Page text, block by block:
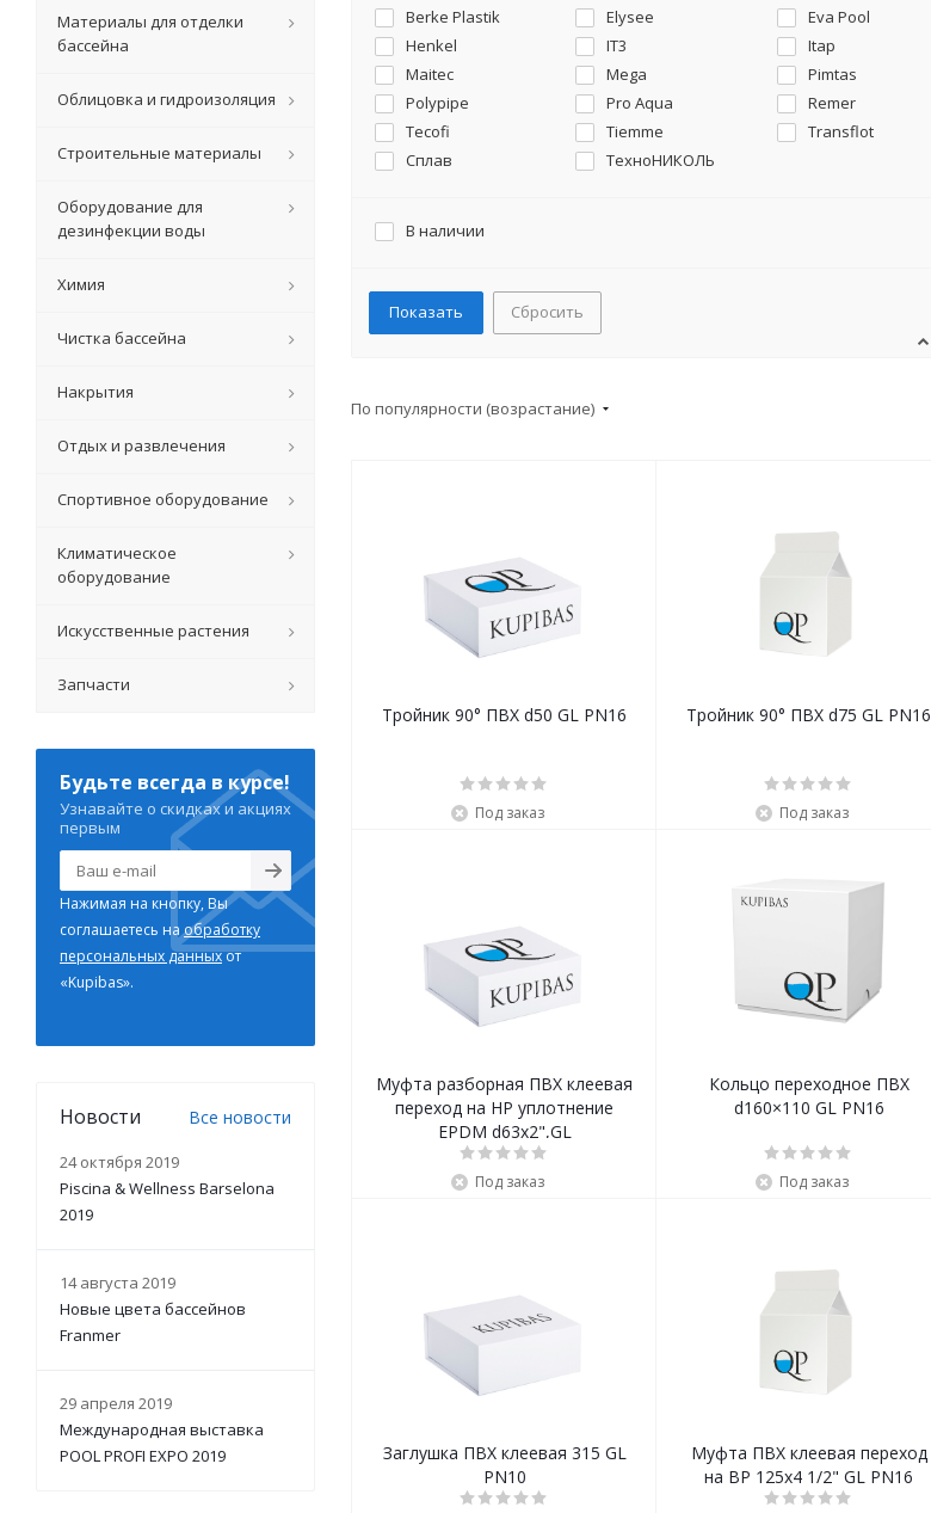
Berke Plastik
Elysee Eva Pool
Henkel
IT3 Itap
Maitec
Mega Pimtas
Polypipe
Pro Aqua Remer
Tecofi
Tiemme Transflot
Сплав
ТехноНИКОЛЬ
В наличии
Сбросить
По популярности (возрастание)
Тройник 90° ПВХ d50 GL PN16
Под заказ
Тройник 90° ПВХ d75 GL PN16
Под заказ
Муфта разборная ПВХ клеевая
переход на НР уплотнение
EPDM d63х2",GL
Под заказ
Кольцо переходное ПВХ
d160×110 GL PN16
Под заказ
Заглушка ПВХ клеевая 315 GL
PN10
Муфта ПВХ клеевая переход
на ВР 125x4 1/2" GL PN16
Материалы для отделки
бассейна
Облицовка и гидроизоляция
Строительные материалы
Оборудование для
дезинфекции воды
Химия
Чистка бассейна
Накрытия
Отдых и развлечения
Спортивное оборудование
Климатическое
оборудование
Искусственные растения
Запчасти
Будьте всегда в курсе!
Узнавайте о скидках и акциях
первым
Нажимая на кнопку, Вы
соглашаетесь наобработку
персональных данныхот
«Kupibas».
Новости Все новости
24 октября 2019
Piscina & Wellness Barselona
2019
14 августа 2019
Новые цвета бассейнов
Franmer
29 апреля 2019
Международная выставка
POOL PROFI EXPO 2019